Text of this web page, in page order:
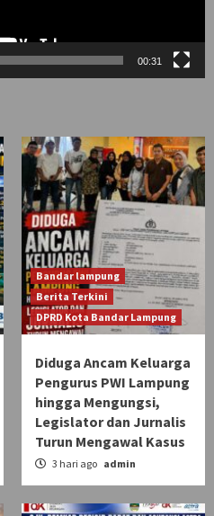
00:31
Bandar lampung
Berita Terkini
DPRD Kota Bandar Lampung
Diduga Ancam Keluarga
Pengurus PWI Lampung
hingga Mengungsi,
Legislator dan Jurnalis
Turun Mengawal Kasus
3 hari ago admin